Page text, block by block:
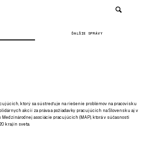
ĎALŠIE SPRÁVY
ktorý sa sústreďuje na riešenie problémov na pracovisku
akcií za práva a požiadavky pracujúcich na Slovensku aj v
asociácie pracujúcich (MAP), ktorá v súčasnosti
krajín sveta.